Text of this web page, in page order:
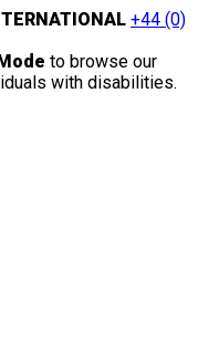
+44 (0)
to browse our
with disabilities.